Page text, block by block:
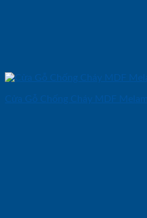
Cửa Gỗ Chống Cháy MDF